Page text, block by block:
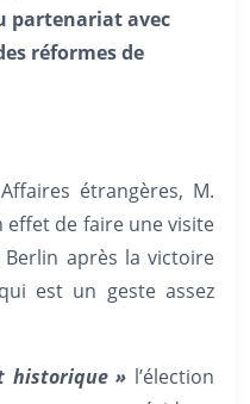
partenariat avec
réformes de
étrangères, M.
effet de faire une visite
Berlin après la victoire
est un geste assez
historique » l’élection